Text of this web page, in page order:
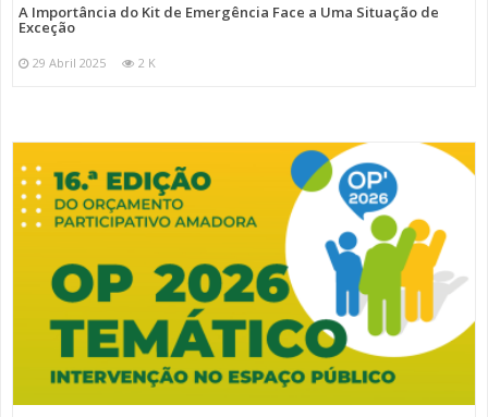
A Importância do Kit de Emergência Face a Uma Situação de
Exceção
29 Abril 2025 2 K